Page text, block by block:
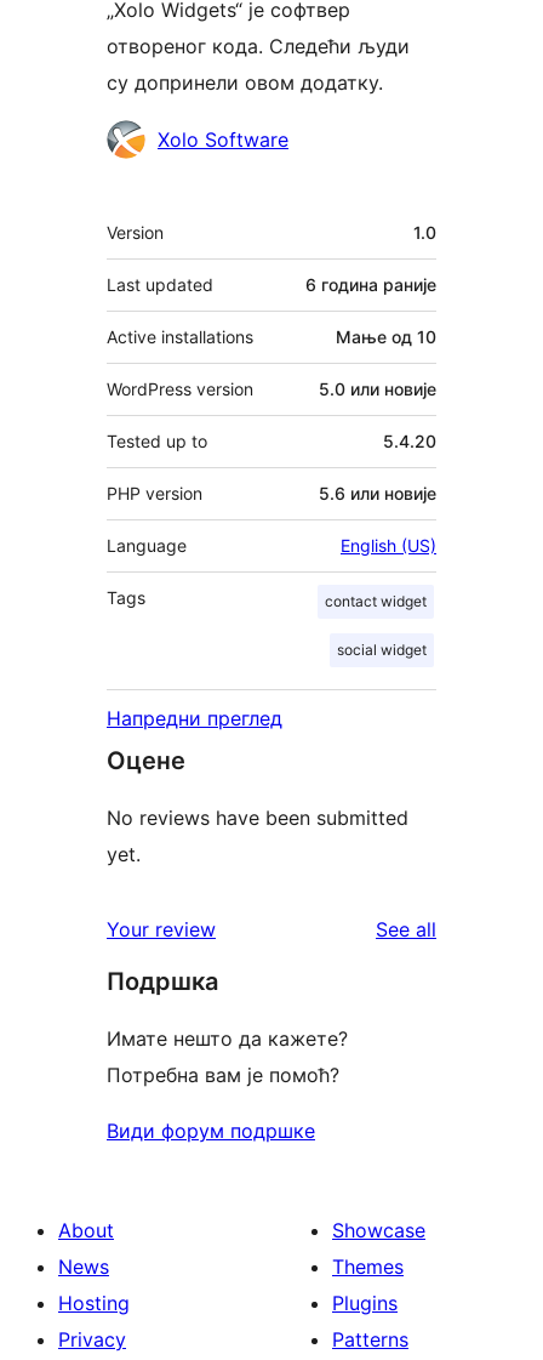
„Xolo Widgets“ је софтвер
отвореног кода. Следећи људи
су допринели овом додатку.
СараднициXolo Software
Мета
Version 1.0
Last updated 6 година раније
Active installations Мање од 10
WordPress version 5.0 или новије
Tested up to 5.4.20
PHP version 5.6 или новије
Language English (US)
Tags contact widget
social widget
Напредни преглед
Оцене
No reviews have been submitted
yet.
Your review See all
Подршка
Имате нешто да кажете?
Потребна вам је помоћ?
Види форум подршке
About
News
Hosting
Privacy
Showcase
Themes
Plugins
Patterns